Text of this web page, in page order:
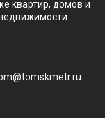
квартир, домов и